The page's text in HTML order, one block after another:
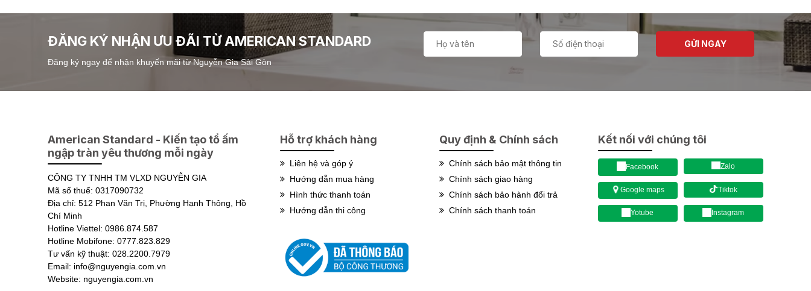
ĐĂNG KÝ NHẬN ƯU ĐÃI TỪ AMERICAN STANDARD
Đăng ký ngay để nhận khuyến mãi từ Nguyễn Gia Sài Gòn
GỬI NGAY
American Standard - Kiến tạo tổ ấm
ngập tràn yêu thương mỗi ngày
CÔNG TY TNHH TM VLXD NGUYỄN GIA
Mã số thuế: 0317090732
Địa chỉ: 512 Phan Văn Trị, Phường Hạnh Thông, Hồ
Chí Minh
Hotline Viettel: 0986.874.587
Hotline Mobifone: 0777.823.829
Tư vấn kỹ thuật: 028.2200.7979
Email: info@nguyengia.com.vn
Website: nguyengia.com.vn
Hỗ trợ khách hàng
Liên hệ và góp ý
Hướng dẫn mua hàng
Hình thức thanh toán
Hướng dẫn thi công
Quy định & Chính sách
Chính sách bảo mật thông tin
Chính sách giao hàng
Chính sách bảo hành đổi trả
Chính sách thanh toán
Kết nối với chúng tôi
Facebook Zalo
Google maps Tiktok
Yotube Instagram